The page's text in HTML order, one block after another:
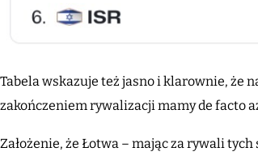
Tabela wskazuje też jasno i klarownie, że
zakończeniem rywalizacji mamy de facto
Założenie, że Łotwa – mając za rywali